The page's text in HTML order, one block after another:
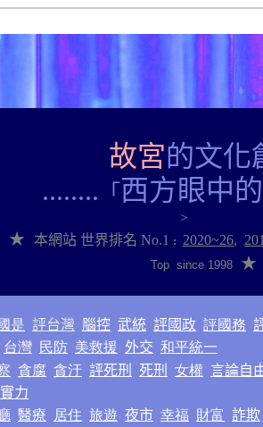
故宮的文
「 西方眼中
>
★ 本網站 世界排名 No.1 : 2020~26,
Top since 1998 ★
是 評台灣 腦控 武統 評國政 評國務
台灣 民防 美救援 外交 和平統一
貪腐 貪汙 評死刑 死刑 女權 言論自
力
醫療 居住 旅遊 夜市 幸福 財富 詐欺